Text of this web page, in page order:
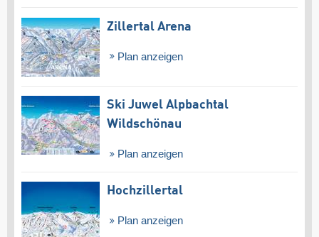
Zillertal Arena
Plan anzeigen
Ski Juwel Alpbachtal
Wildschönau
Plan anzeigen
Hochzillertal
Plan anzeigen